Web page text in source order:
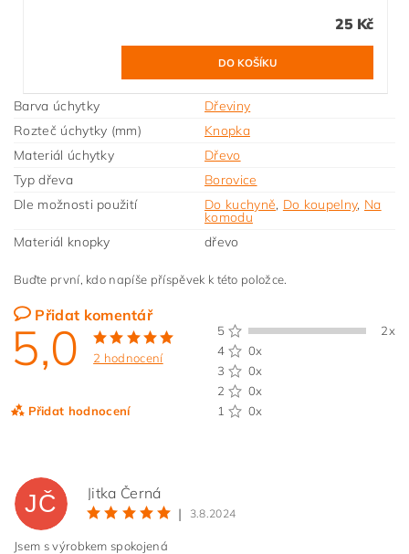
25 Kč
Barva úchytky
Dřeviny
Rozteč úchytky (mm)
Knopka
Materiál úchytky
Dřevo
Typ dřeva
Borovice
Dle možnosti použití
Do kuchyně, Do koupelny, Na
komodu
Materiál knopky
dřevo
Buďte první, kdo napíše příspěvek k této položce.
Přidat komentář
5,0 2 hodnocení
Přidat hodnocení
5
2x
4
0x
3
0x
2
0x
1
0x
JČ
Jitka Černá
|
3.8.2024
Jsem s výrobkem spokojená